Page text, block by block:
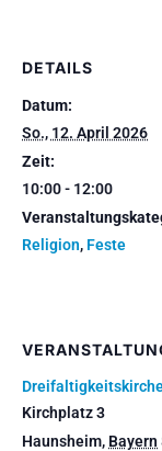
DETAILS
Datum:
So., 12. April 2026
Zeit:
10:00 - 12:00
Religion, Feste
Kirchplatz 3
Haunsheim, Bayern